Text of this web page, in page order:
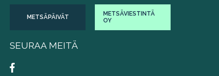
METSÄPÄIVÄT
METSÄVIESTINTÄ
OY
SEURAA MEITÄ